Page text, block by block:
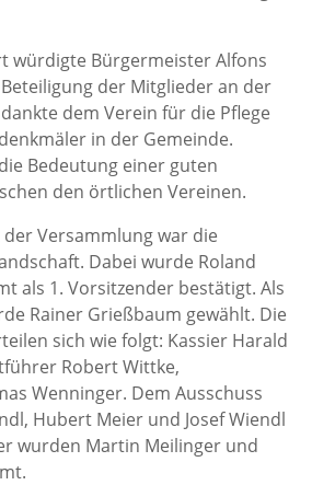
würdigte Bürgermeister Alfons
der Mitglieder an der
dem Verein für die Pflege
in der Gemeinde.
Bedeutung einer guten
den örtlichen Vereinen.
Versammlung war die
Dabei wurde Roland
als 1. Vorsitzender bestätigt. Als
Rainer Grießbaum gewählt. Die
sich wie folgt: Kassier Harald
Robert Wittke,
Wenninger. Dem Ausschuss
Hubert Meier und Josef Wiendl
wurden Martin Meilinger und